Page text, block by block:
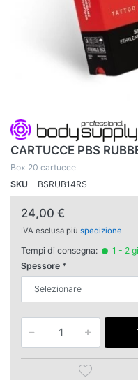
CARTUCCE PBS
Box 20 cartucce
SKU
BSRUB14RS
24,00 €
IVA esclusa più spedizione
Tempi di consegna:
1 - 2
Spessore